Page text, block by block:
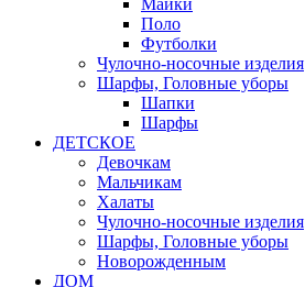
Майки
Поло
Футболки
Чулочно-носочные изделия
Шарфы, Головные уборы
Шапки
Шарфы
ДЕТСКОЕ
Девочкам
Мальчикам
Халаты
Чулочно-носочные изделия
Шарфы, Головные уборы
Новорожденным
ДОМ